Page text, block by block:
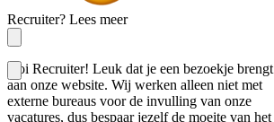
Recruiter? Lees meer
Hoi Recruiter! Leuk dat je een bezoekje brengt
aan onze website. Wij werken alleen niet met
externe bureaus voor de invulling van onze
vacatures, dus bespaar jezelf de moeite van het